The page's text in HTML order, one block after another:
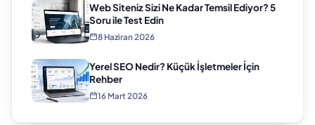
Web Siteniz Sizi Ne Kadar Temsil Ediyor? 5
Soru ile Test Edin
8 Haziran 2026
Yerel SEO Nedir? Küçük İşletmeler İçin
Rehber
16 Mart 2026